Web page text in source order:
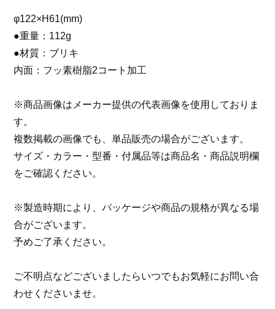
φ122×H61(mm)
●重量：112g
●材質：ブリキ
内面：フッ素樹脂2コート加工
※商品画像はメーカー提供の代表画像を使用しておりま
す。
複数掲載の画像でも、単品販売の場合がございます。
サイズ・カラー・型番・付属品等は商品名・商品説明欄
をご確認ください。
※製造時期により、パッケージや商品の規格が異なる場
合がございます。
予めご了承ください。
ご不明点などございましたらいつでもお気軽にお問い合
わせくださいませ。